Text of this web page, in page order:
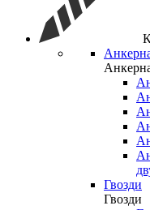
Гвозди
Гвозди